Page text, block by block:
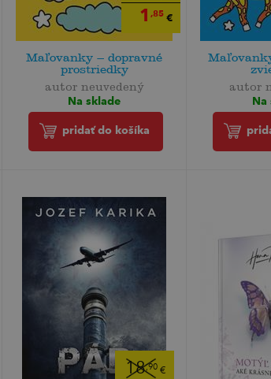
1 ,85€
Maľovanky – dopravné
prostriedky
autor neuvedený
Na sklade
pridať do košíka
autor
Na
18,90€